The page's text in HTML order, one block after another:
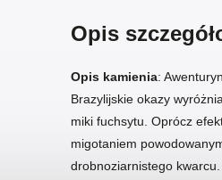
Opis
Opis kamienia:
Brazylijskie okazy
miki fuchsytu. Oprócz
migotaniem
drobnoziarnistego kwarcu.